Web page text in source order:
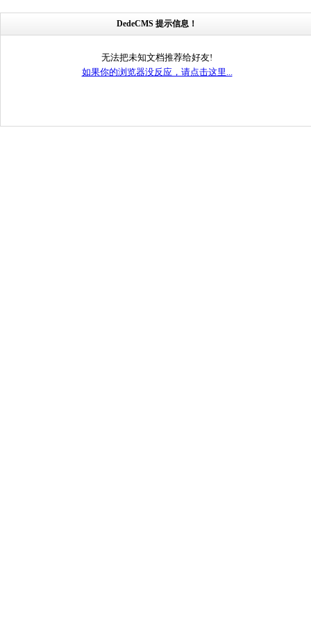
DedeCMS 提示信息！
无法把未知文档推荐给好友!
如果你的浏览器没反应，请点击这里...